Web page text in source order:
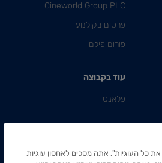
Cineworld Group PLC
פרסום בקולנוע
פורום פילם
עוד בקבוצה
פלאנט
כל העוגיות", אתה מסכים לאחסון עוגיות